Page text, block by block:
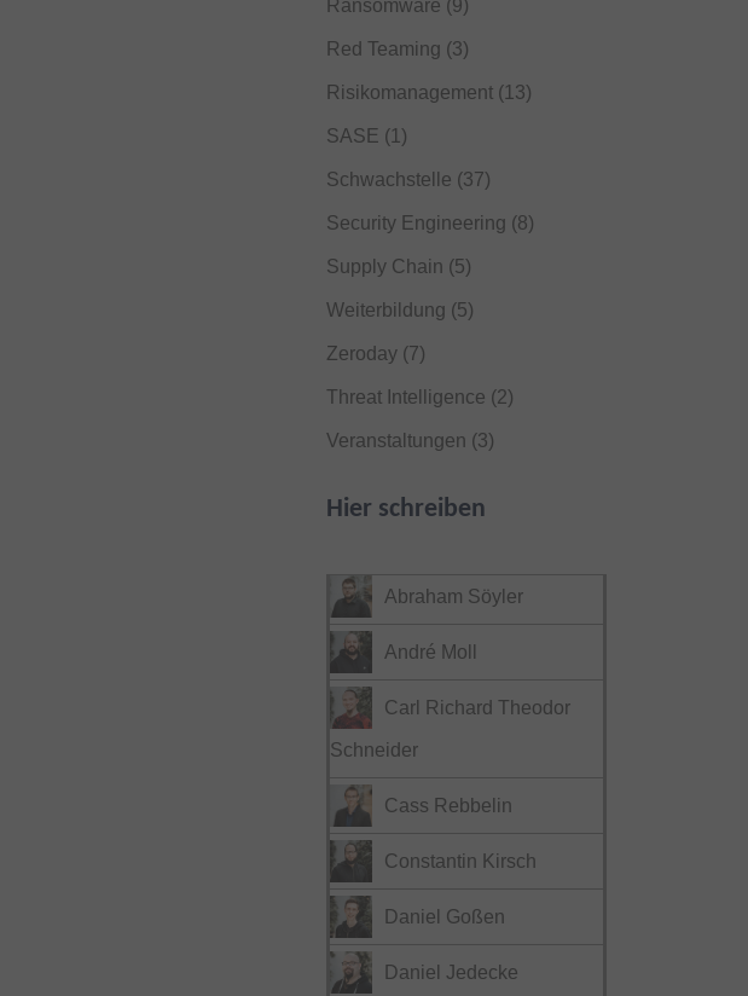
Ransomware (9)
Red Teaming (3)
Risikomanagement(13)
SASE (1)
Schwachstelle (37)
Security Engineering (8)
Supply Chain (5)
Weiterbildung (5)
Zeroday(7)
Threat Intelligence (2)
Veranstaltungen (3)
Hier schreiben
Abraham Söyler
André Moll
Carl Richard Theodor
Schneider
Cass Rebbelin
Constantin Kirsch
Daniel Goßen
Daniel Jedecke